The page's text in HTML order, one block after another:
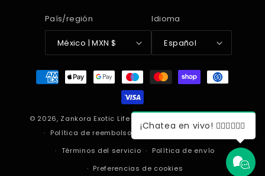
País/región
México | MXN $
Idioma
Español
Formas
© 2026, Zankora Exotic Life Style
Política de reembolso
Términos del servicio
Política de envío
Preferencias de cookies
¡Chatea en vivo! 🙋🏻‍♂️🙋🏻‍♀️